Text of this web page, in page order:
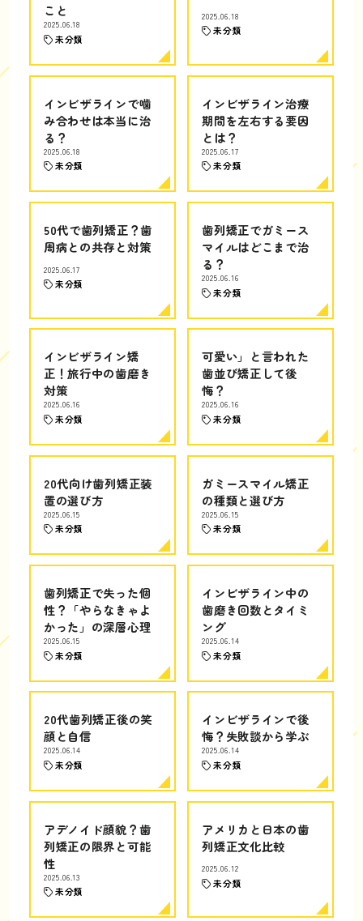
こと
2025.06.18
未分類
2025.06.18
未分類
インビザラインで噛
み合わせは本当に治
る？
2025.06.18
未分類
インビザライン治療
期間を左右する要因
とは？
2025.06.17
未分類
50代で歯列矯正？歯
周病との共存と対策
2025.06.17
未分類
歯列矯正でガミース
マイルはどこまで治
る？
2025.06.16
未分類
インビザライン矯
正！旅行中の歯磨き
対策
2025.06.16
未分類
可愛い」と言われた
歯並び矯正して後
悔？
2025.06.16
未分類
20代向け歯列矯正装
置の選び方
2025.06.15
未分類
ガミースマイル矯正
の種類と選び方
2025.06.15
未分類
歯列矯正で失った個
性？「やらなきゃよ
かった」の深層心理
2025.06.15
未分類
インビザライン中の
歯磨き回数とタイミ
ング
2025.06.14
未分類
20代歯列矯正後の笑
顔と自信
2025.06.14
未分類
インビザラインで後
悔？失敗談から学ぶ
2025.06.14
未分類
アデノイド顔貌？歯
列矯正の限界と可能
性
2025.06.13
未分類
アメリカと日本の歯
列矯正文化比較
2025.06.12
未分類